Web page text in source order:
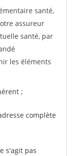
santé,
assureur
santé, par
les éléments
;
complète
s'agit pas